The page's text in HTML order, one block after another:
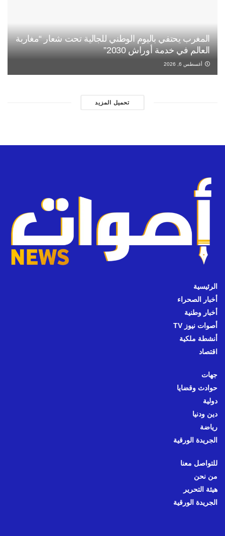
المغرب يحتفي باليوم الوطني للجالية تحت شعار “مغاربة
العالم في خدمة أوراش 2030”
أغسطس 6, 2026
تحميل المزيد
الرئيسية
أخبار الصحراء
أخبار وطنية
أصوات نيوز TV
أنشطة ملكية
اقتصاد
جهات
حوادث وقضايا
دولية
دين ودنيا
رياضة
الجريدة الورقية
للتواصل معنا
من نحن
هيئة التحرير
الجريدة الورقية